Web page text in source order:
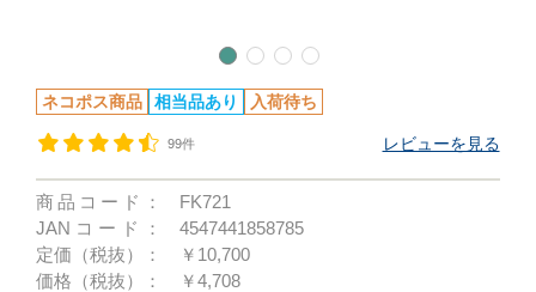
ネコポス商品 相当品あり 入荷待ち
99件 レビューを見る
商品コード：
FK721
JANコード：
4547441858785
定価（税抜）：
￥10,700
価格（税抜）：
￥4,708